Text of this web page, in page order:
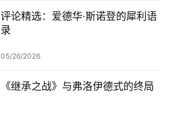
评论精选：爱德华·斯诺登的犀利语
录
05/26/2026
《继承之战》与弗洛伊德式的终局